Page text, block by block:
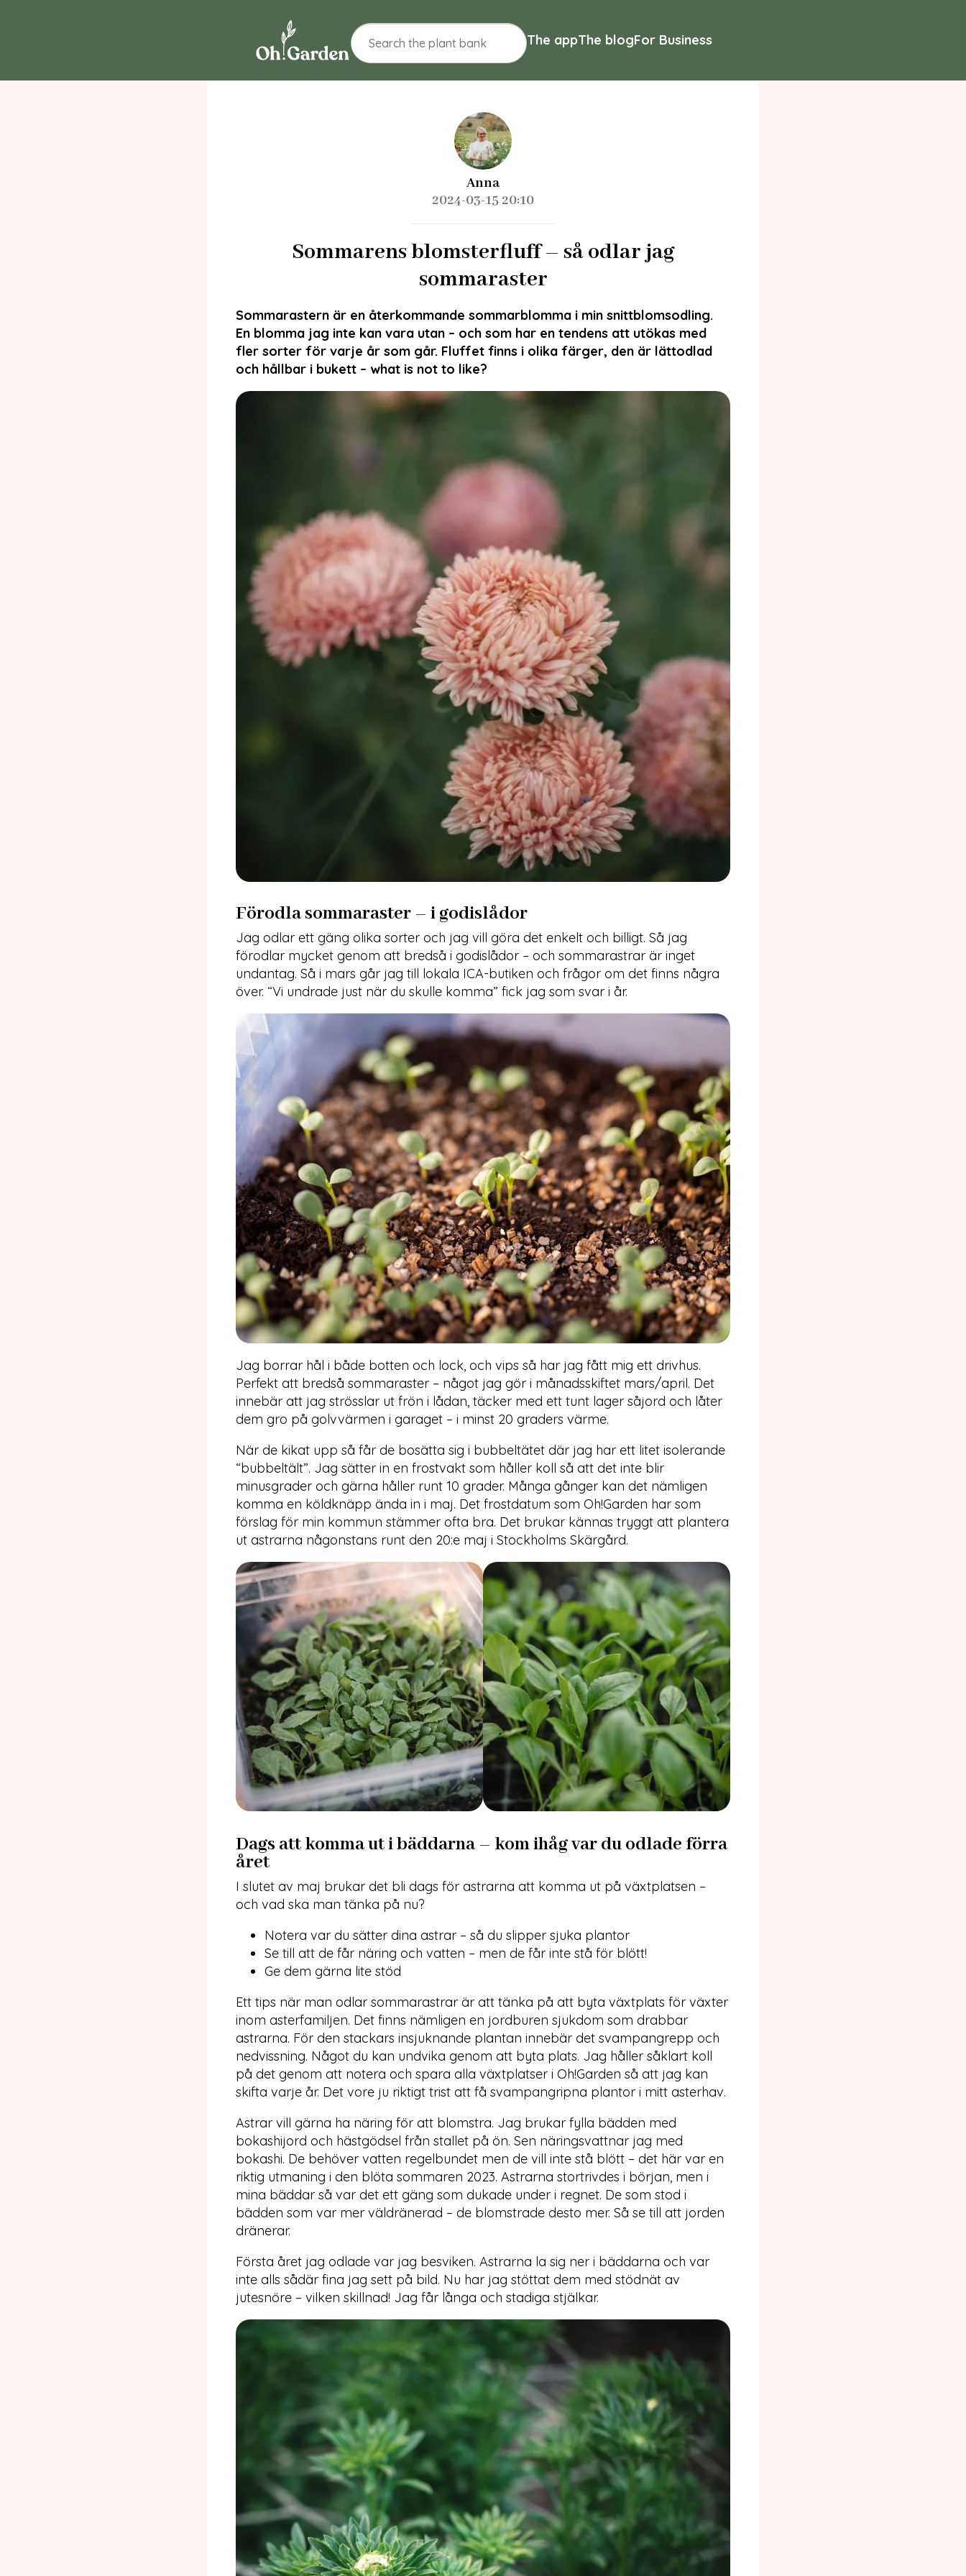
The appThe blogFor Business
Anna
2024-03-15 20:10
Sommarens blomsterfluff – så odlar jag
sommaraster
Sommarastern är en återkommande sommarblomma i min snittblomsodling.
En blomma jag inte kan vara utan – och som har en tendens att utökas med
fler sorter för varje år som går. Fluffet finns i olika färger, den är lättodlad
och hållbar i bukett – what is not to like?
Förodla sommaraster – i godislådor
Jag odlar ett gäng olika sorter och jag vill göra det enkelt och billigt. Så jag
förodlar mycket genom att bredså i godislådor – och sommarastrar är inget
undantag. Så i mars går jag till lokala ICA-butiken och frågor om det finns några
över. “Vi undrade just när du skulle komma” fick jag som svar i år.
Jag borrar hål i både botten och lock, och vips så har jag fått mig ett drivhus.
Perfekt att bredså sommaraster – något jag gör i månadsskiftet mars/april. Det
innebär att jag strösslar ut frön i lådan, täcker med ett tunt lager såjord och låter
dem gro på golvvärmen i garaget – i minst 20 graders värme.
När de kikat upp så får de bosätta sig i bubbeltätet där jag har ett litet isolerande
“bubbeltält”. Jag sätter in en frostvakt som håller koll så att det inte blir
minusgrader och gärna håller runt 10 grader. Många gånger kan det nämligen
komma en köldknäpp ända in i maj. Det frostdatum som Oh!Garden har som
förslag för min kommun stämmer ofta bra. Det brukar kännas tryggt att plantera
ut astrarna någonstans runt den 20:e maj i Stockholms Skärgård.
Dags att komma ut i bäddarna – kom ihåg var du odlade förra
året
I slutet av maj brukar det bli dags för astrarna att komma ut på växtplatsen –
och vad ska man tänka på nu?
Notera var du sätter dina astrar – så du slipper sjuka plantor
Se till att de får näring och vatten – men de får inte stå för blött!
Ge dem gärna lite stöd
Ett tips när man odlar sommarastrar är att tänka på att byta växtplats för växter
inom asterfamiljen. Det finns nämligen en jordburen sjukdom som drabbar
astrarna. För den stackars insjuknande plantan innebär det svampangrepp och
nedvissning. Något du kan undvika genom att byta plats. Jag håller såklart koll
på det genom att notera och spara alla växtplatser i Oh!Garden så att jag kan
skifta varje år. Det vore ju riktigt trist att få svampangripna plantor i mitt asterhav.
Astrar vill gärna ha näring för att blomstra. Jag brukar fylla bädden med
bokashijord och hästgödsel från stallet på ön. Sen näringsvattnar jag med
bokashi. De behöver vatten regelbundet men de vill inte stå blött – det här var en
riktig utmaning i den blöta sommaren 2023. Astrarna stortrivdes i början, men i
mina bäddar så var det ett gäng som dukade under i regnet. De som stod i
bädden som var mer väldränerad – de blomstrade desto mer. Så se till att jorden
dränerar.
Första året jag odlade var jag besviken. Astrarna la sig ner i bäddarna och var
inte alls sådär fina jag sett på bild. Nu har jag stöttat dem med stödnät av
jutesnöre – vilken skillnad! Jag får långa och stadiga stjälkar.